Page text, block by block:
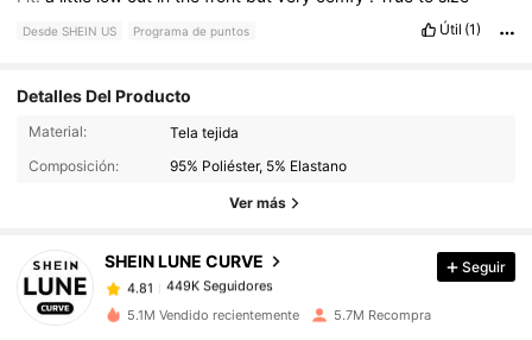
Desde SHEIN US Programa de puntos Útil (1)
Detalles Del Producto
Material:
Tela tejida
Composición:
95% Poliéster, 5% Elastano
Ver más
SHEIN LUNE CURVE
449K Seguidores
4.81
449K Seguidores
k***3
pagóHace 14 horas
Seguir
5.1M Vendido recientemente 5.7M Recompra